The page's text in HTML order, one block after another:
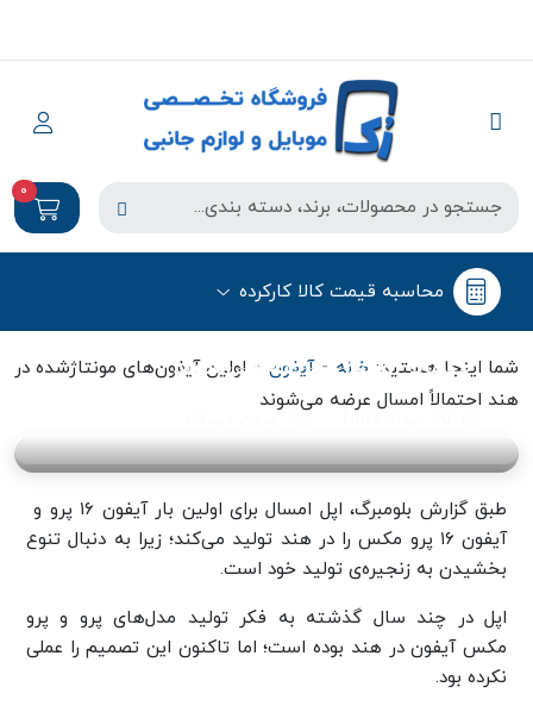
0
محاسبه قیمت کالا کارکرده
شما اینجا هستید: خانه -آیفون - اولین آیفون‌های مونتاژشده در
هند احتمالاً امسال عرضه می‌شوند
آیفون
اولین آیفون‌های مونتاژشده در هند
احتمالاً امسال عرضه می‌شوند
طبق گزارش بلومبرگ، اپل امسال برای اولین بار آیفون ۱۶ پرو و ​​
آیفون ۱۶ پرو مکس را در هند تولید می‌کند؛ زیرا به دنبال تنوع
بخشیدن به زنجیره‌ی تولید خود است.
اپل در چند سال گذشته به فکر تولید مدل‌های پرو و پرو
مکس آیفون در هند بوده است؛ اما تاکنون این تصمیم را عملی
نکرده بود.